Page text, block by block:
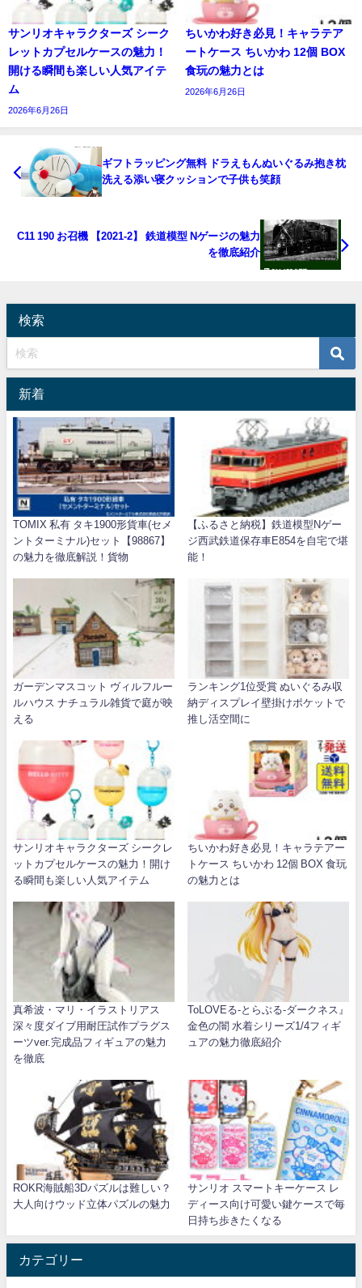
サンリオキャラクターズ シーク
レットカプセルケースの魅力！
開ける瞬間も楽しい人気アイテ
ム
2026年6月26日
ちいかわ好き必見！キャラテア
ートケース ちいかわ 12個 BOX
食玩の魅力とは
2026年6月26日
ギフトラッピング無料 ドラえもんぬいぐるみ抱き枕
洗える添い寝クッションで子供も笑顔
C11 190 お召機 【2021-2】 鉄道模型 Nゲージの魅力
を徹底紹介
検索
新着
TOMIX 私有 タキ1900形貨車(セメ
ントターミナル)セット【98867】
の魅力を徹底解説！貨物
【ふるさと納税】鉄道模型Nゲー
ジ西武鉄道保存車E854を自宅で堪
能！
ガーデンマスコット ヴィルフルー
ルハウス ナチュラル雑貨で庭が映
える
ランキング1位受賞 ぬいぐるみ収
納ディスプレイ壁掛けポケットで
推し活空間に
サンリオキャラクターズ シークレ
ットカプセルケースの魅力！開け
る瞬間も楽しい人気アイテム
ちいかわ好き必見！キャラテアー
トケース ちいかわ 12個 BOX 食玩
の魅力とは
真希波・マリ・イラストリアス
深々度ダイブ用耐圧試作プラグス
ーツver.完成品フィギュアの魅力
を徹底
ToLOVEる-とらぶる-ダークネス』
金色の闇 水着シリーズ1/4フィギ
ュアの魅力徹底紹介
ROKR海賊船3Dパズルは難しい？
大人向けウッド立体パズルの魅力
サンリオ スマートキーケース レ
ディース向け可愛い鍵ケースで毎
日持ち歩きたくなる
カテゴリー